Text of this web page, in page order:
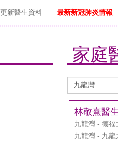
更新醫生資料 最新新冠肺炎情報
家庭
生
林敬熹醫生
九龍灣 - 德福
九龍灣 - 九龍